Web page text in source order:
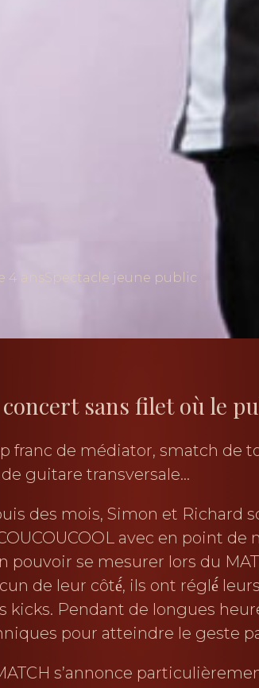
4 ans Spectacle jeune public
sans filet où le
franc de médiator, smatch de
guitare transversale…
des mois, Simon et Richard
avec en point
pouvoir se mesurer lors du
de leur côté́, ils ont réglé́
kicks. Pendant de longues
pour atteindre le geste
s’annonce